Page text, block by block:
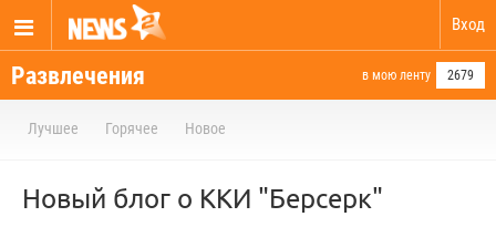
Вход
Развлечения в мою ленту 2679
Лучшее Горячее Новое
Новый блог о ККИ "Берсерк"